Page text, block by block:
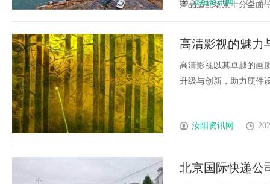
产品适配场景十分全面
汝阳资讯网
高清影视的魅力
高清影视以其卓越的画
升级与创新，助力硬件
汝阳资讯网
北京国际快递公